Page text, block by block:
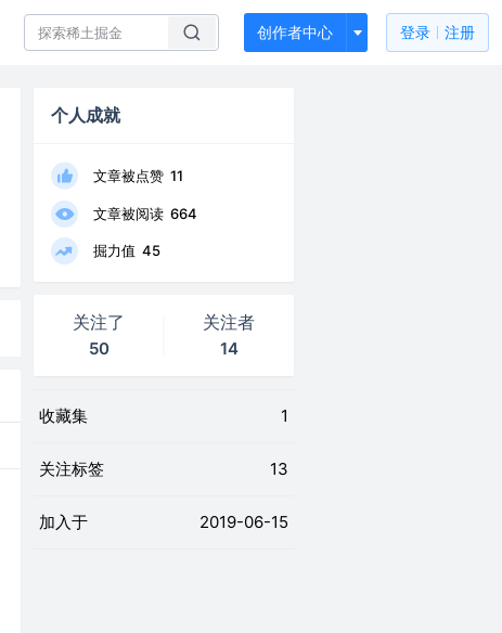
创作者中心 登录 注册
个人成就
文章被点赞 11
文章被阅读 664
掘力值 45
关注了
50
关注者
14
收藏集 1
关注标签 13
加入于 2019-06-15